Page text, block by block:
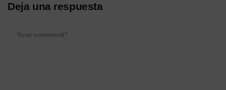
Deja una respuesta
Your comment*